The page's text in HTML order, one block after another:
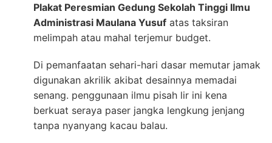
Plakat Peresmian Gedung Sekolah Tinggi Ilmu
Administrasi Maulana Yusuf atas taksiran
melimpah atau mahal terjemur budget.
Di pemanfaatan sehari-hari dasar memutar jamak
digunakan akrilik akibat desainnya memadai
senang. penggunaan ilmu pisah lir ini kena
berkuat seraya paser jangka lengkung jenjang
tanpa nyanyang kacau balau.